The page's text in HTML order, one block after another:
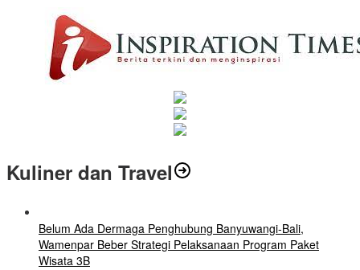
Kuliner dan Travel
Belum Ada Dermaga Penghubung Banyuwangi-Bali,
Wamenpar Beber Strategi Pelaksanaan Program Paket
Wisata 3B